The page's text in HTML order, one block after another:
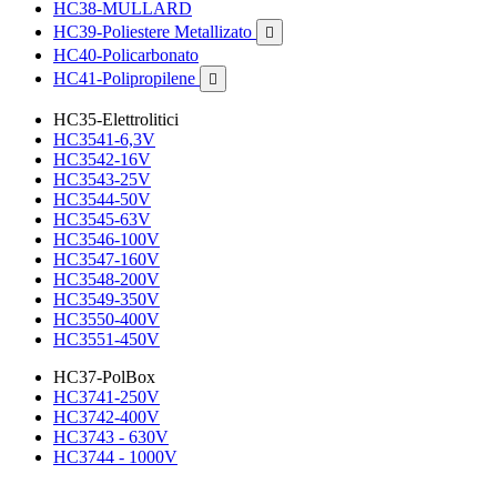
HC38-MULLARD
HC39-Poliestere Metallizato

HC40-Policarbonato
HC41-Polipropilene

HC35-Elettrolitici
HC3541-6,3V
HC3542-16V
HC3543-25V
HC3544-50V
HC3545-63V
HC3546-100V
HC3547-160V
HC3548-200V
HC3549-350V
HC3550-400V
HC3551-450V
HC37-PolBox
HC3741-250V
HC3742-400V
HC3743 - 630V
HC3744 - 1000V